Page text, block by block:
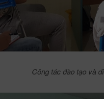
Công tác đào tạo và